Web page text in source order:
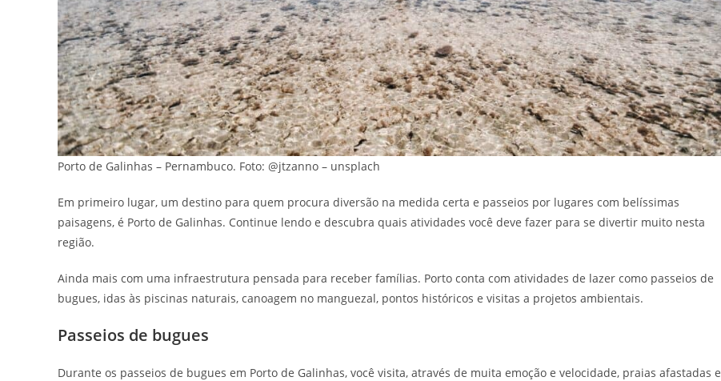
Porto de Galinhas – Pernambuco. Foto: @jtzanno – unsplach
Em primeiro lugar, um destino para quem procura diversão na medida certa e passeios por lugares com belíssimas
paisagens, é Porto de Galinhas. Continue lendo e descubra quais atividades você deve fazer para se divertir muito nesta
região.
Ainda mais com uma infraestrutura pensada para receber famílias. Porto conta com atividades de lazer como passeios de
bugues, idas às piscinas naturais, canoagem no manguezal, pontos históricos e visitas a projetos ambientais.
Passeios de bugues
Durante os passeios de bugues em Porto de Galinhas, você visita, através de muita emoção e velocidade, praias afastadas e